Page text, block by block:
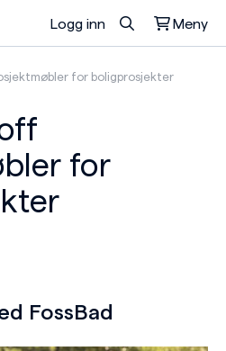
Logg inn Meny
i handlekurven.
for boligprosjekter
for
FossBad